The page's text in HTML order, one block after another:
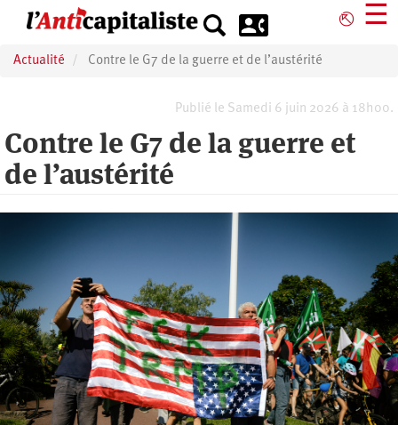
principal
⎋ ☰
Actualité Contre le G7 de la guerre et de l’austérité
Publié le Samedi 6 juin 2026 à 18h00.
Contre le G7 de la guerre et
de l’austérité